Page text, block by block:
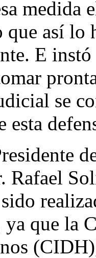
medida
que así lo
E
se
esta
que la